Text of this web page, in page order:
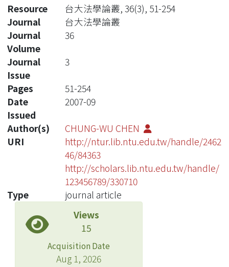
Resource
台大法學論叢, 36(3), 51-254
Journal
台大法學論叢
Journal
Volume
36
Journal
Issue
3
Pages
51-254
Date
Issued
2007-09
Author(s)
CHUNG-WU CHEN
URI
http://ntur.lib.ntu.edu.tw/handle/2462
46/84363
http://scholars.lib.ntu.edu.tw/handle/
123456789/330710
Type
journal article
Views
15
Acquisition Date
Aug 1, 2026